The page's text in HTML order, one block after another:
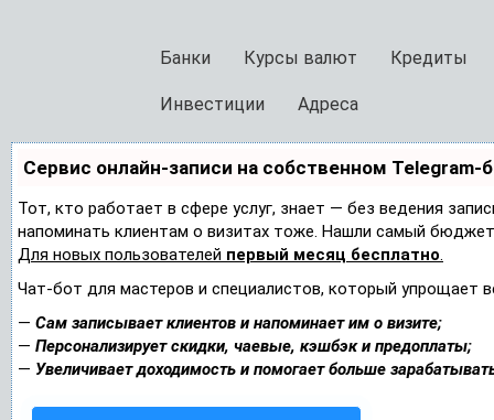
Банки Курсы валют Кредиты
Инвестиции Адреса
Сервис онлайн-записи на собственном Telegram-
Тот, кто работает в сфере услуг, знает — без ведения
напоминать клиентам о визитах тоже. Нашли самый
Для новых пользователей первый месяц бесплатно.
Чат-бот для мастеров и специалистов, который упрощает
— Сам записывает клиентов и напоминает им о визите;
— Персонализирует скидки, чаевые, кэшбэк и предоплаты;
— Увеличивает доходимость и помогает больше